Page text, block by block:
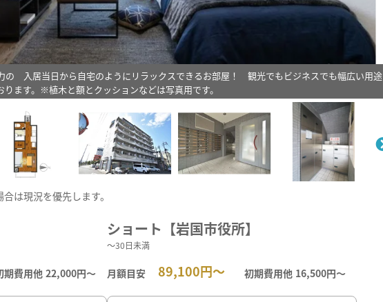
の 入居当日から自宅のようにリラックスできるお部屋！ 観光でもビジネスでも幅広い用途
ます。※植木と額とクッションなどは写真用です。
は現況を優先します。
期費用他 22,000円〜
ショート【岩国市役所】
～30日未満
月額目安 89,100円～ 初期費用他 16,500円〜